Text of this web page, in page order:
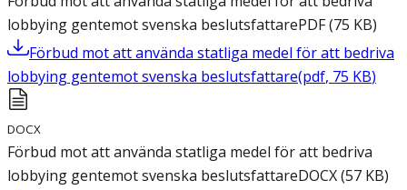
lobbying gentemot svenska beslutsfattarePDF(75 KB)
Förbud mot att använda statliga medel för att bedriva
lobbying gentemot svenska beslutsfattare(pdf, 75 KB)
DOCX
Förbud mot att använda statliga medel för att bedriva
lobbying gentemot svenska beslutsfattareDOCX(57 KB)